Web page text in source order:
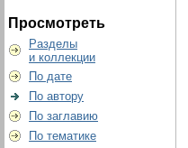
Просмотреть
Разделы
и коллекции
По дате
По автору
По заглавию
По тематике